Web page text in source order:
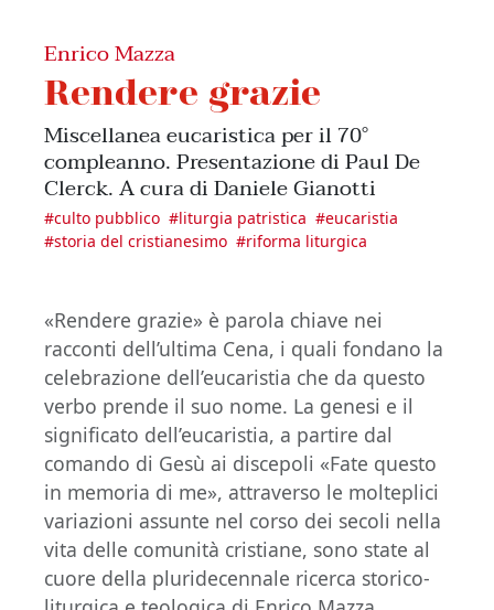
Enrico Mazza
Rendere grazie
Miscellanea eucaristica per il 70°
compleanno. Presentazione di Paul De
Clerck. A cura di Daniele Gianotti
#culto pubblico #liturgia patristica #eucaristia
#storia del cristianesimo #riforma liturgica
«Rendere grazie» è parola chiave nei
racconti dell’ultima Cena, i quali fondano la
celebrazione dell’eucaristia che da questo
verbo prende il suo nome. La genesi e il
significato dell’eucaristia, a partire dal
comando di Gesù ai discepoli «Fate questo
in memoria di me», attraverso le molteplici
variazioni assunte nel corso dei secoli nella
vita delle comunità cristiane, sono state al
cuore della pluridecennale ricerca storico-